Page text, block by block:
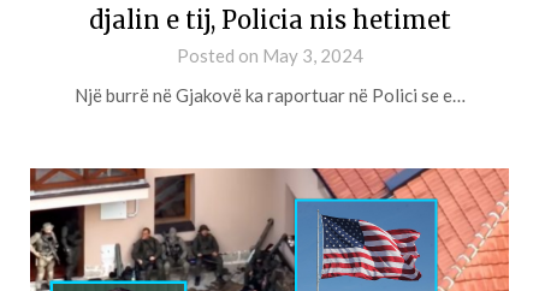
djalin e tij, Policia nis hetimet
Posted on May 3, 2024
Një burrë në Gjakovë ka raportuar në Polici se e…